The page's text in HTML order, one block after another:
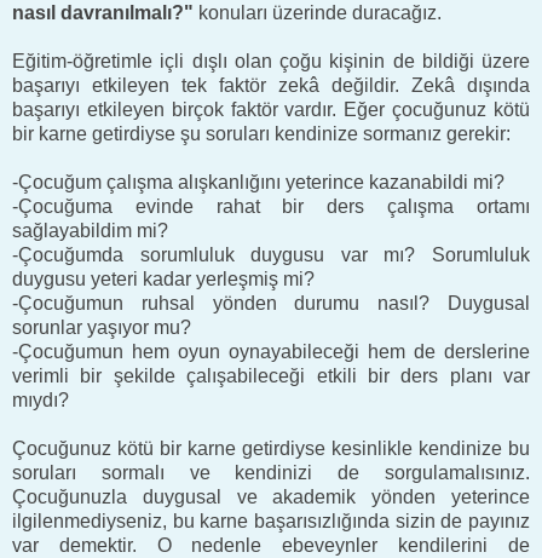
nasıl davranılmalı?" konuları üzerinde duracağız.
Eğitim-öğretimle içli dışlı olan çoğu kişinin de bildiği üzere
başarıyı etkileyen tek faktör zekâ değildir. Zekâ dışında
başarıyı etkileyen birçok faktör vardır. Eğer çocuğunuz kötü
bir karne getirdiyse şu soruları kendinize sormanız gerekir:
-Çocuğum çalışma alışkanlığını yeterince kazanabildi mi?
-Çocuğuma evinde rahat bir ders çalışma ortamı
sağlayabildim mi?
-Çocuğumda sorumluluk duygusu var mı? Sorumluluk
duygusu yeteri kadar yerleşmiş mi?
-Çocuğumun ruhsal yönden durumu nasıl? Duygusal
sorunlar yaşıyor mu?
-Çocuğumun hem oyun oynayabileceği hem de derslerine
verimli bir şekilde çalışabileceği etkili bir ders planı var
mıydı?
Çocuğunuz kötü bir karne getirdiyse kesinlikle kendinize bu
soruları sormalı ve kendinizi de sorgulamalısınız.
Çocuğunuzla duygusal ve akademik yönden yeterince
ilgilenmediyseniz, bu karne başarısızlığında sizin de payınız
var demektir. O nedenle ebeveynler kendilerini de